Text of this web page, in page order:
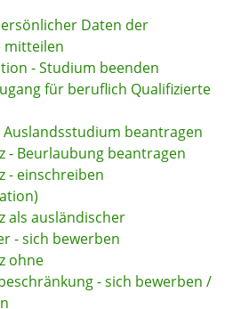
Daten der
mitteilen
- Studium beenden
für beruflich Qualifizierte
beantragen
- Beurlaubung beantragen
- einschreiben
als ausländischer
- sich bewerben
ohne
- sich bewerben /